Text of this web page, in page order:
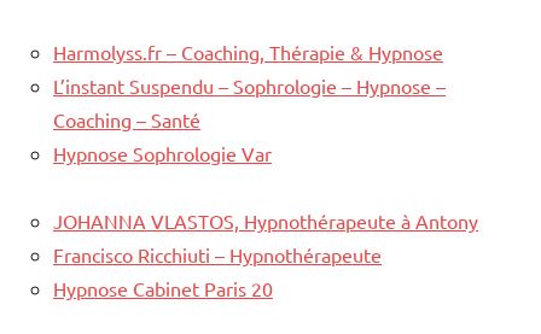
Harmolyss.fr – Coaching, Thérapie & Hypnose
L’instant Suspendu – Sophrologie – Hypnose –
Coaching – Santé
Hypnose Sophrologie Var
JOHANNA VLASTOS, Hypnothérapeute à Antony
Francisco Ricchiuti – Hypnothérapeute
Hypnose Cabinet Paris 20